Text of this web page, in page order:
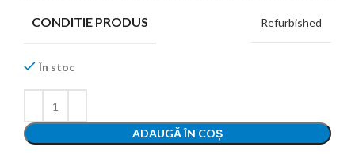
CONDITIE PRODUS Refurbished
În stoc
ADAUGĂ ÎN COȘ